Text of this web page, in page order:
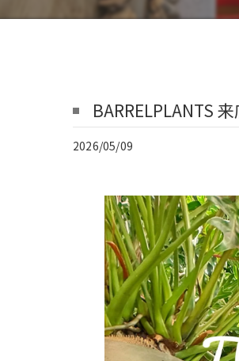
BARRELPLANTS
2026/05/09